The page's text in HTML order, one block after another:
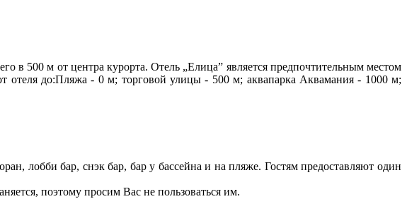
в 500 м от центра курорта. Отель „Елица” является предпочтительным местом
отеля до:Пляжа - 0 м; торговой улицы - 500 м; аквапарка Аквамания - 1000 м;
лобби бар, снэк бар, бар у бассейна и на пляже. Гостям предоставляют один
поэтому просим Вас не пользоваться им.